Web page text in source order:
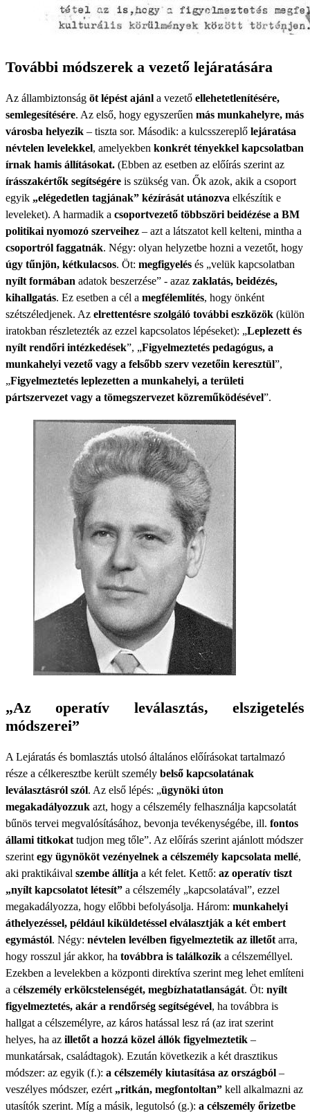
További módszerek a vezető lejáratására
Az állambiztonság öt lépést ajánl a vezető ellehetetlenítésére,
semlegesítésére. Az első, hogy egyszerűen más munkahelyre, más
városba helyezik – tiszta sor. Második: a kulcsszereplő lejáratása
névtelen levelekkel, amelyekben konkrét tényekkel kapcsolatban
írnak hamis állításokat. (Ebben az esetben az előírás szerint az
írásszakértők segítségére is szükség van. Ők azok, akik a csoport
egyik „elégedetlen tagjának” kézírását utánozva elkészítik e
leveleket). A harmadik a csoportvezető többszöri beidézése a BM
politikai nyomozó szerveihez – azt a látszatot kell kelteni, mintha a
csoportról faggatnák. Négy: olyan helyzetbe hozni a vezetőt, hogy
úgy tűnjön, kétkulacsos. Öt: megfigyelés és „velük kapcsolatban
nyílt formában adatok beszerzése” - azaz zaklatás, beidézés,
kihallgatás. Ez esetben a cél a megfélemlítés, hogy önként
szétszéledjenek. Az elrettentésre szolgáló további eszközök (külön
iratokban részletezték az ezzel kapcsolatos lépéseket): „Leplezett és
nyílt rendőri intézkedések”, „Figyelmeztetés pedagógus, a
munkahelyi vezető vagy a felsőbb szerv vezetőin keresztül”,
„Figyelmeztetés leplezetten a munkahelyi, a területi
pártszervezet vagy a tömegszervezet közreműködésével”.
„Az operatív leválasztás, elszigetelés
módszerei”
A Lejáratás és bomlasztás utolsó általános előírásokat tartalmazó
része a célkeresztbe került személy belső kapcsolatának
leválasztásról szól. Az első lépés: „ügynöki úton
megakadályozzuk azt, hogy a célszemély felhasználja kapcsolatát
bűnös tervei megvalósításához, bevonja tevékenységébe, ill. fontos
állami titkokat tudjon meg tőle”. Az előírás szerint ajánlott módszer
szerint egy ügynököt vezényelnek a célszemély kapcsolata mellé,
aki praktikáival szembe állítja a két felet. Kettő: az operatív tiszt
„nyílt kapcsolatot létesít” a célszemély „kapcsolatával”, ezzel
megakadályozza, hogy előbbi befolyásolja. Három: munkahelyi
áthelyezéssel, például kiküldetéssel elválasztják a két embert
egymástól. Négy: névtelen levélben figyelmeztetik az illetőt arra,
hogy rosszul jár akkor, ha továbbra is találkozik a célszeméllyel.
Ezekben a levelekben a központi direktíva szerint meg lehet említeni
a célszemély erkölcstelenségét, megbízhatatlanságát. Öt: nyílt
figyelmeztetés, akár a rendőrség segítségével, ha továbbra is
hallgat a célszemélyre, az káros hatással lesz rá (az irat szerint
helyes, ha az illetőt a hozzá közel állók figyelmeztetik –
munkatársak, családtagok). Ezután következik a két drasztikus
módszer: az egyik (f.): a célszemély kiutasítása az országból –
veszélyes módszer, ezért „ritkán, megfontoltan” kell alkalmazni az
utasítók szerint. Míg a másik, legutolsó (g.): a célszemély őrizetbe